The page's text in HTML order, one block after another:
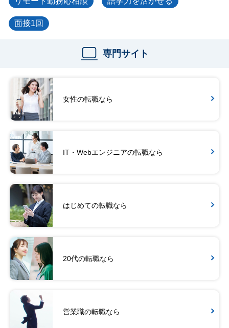
面接1回
専門サイト
女性の転職なら
IT・Webエンジニアの転職なら
はじめての転職なら
20代の転職なら
営業職の転職なら